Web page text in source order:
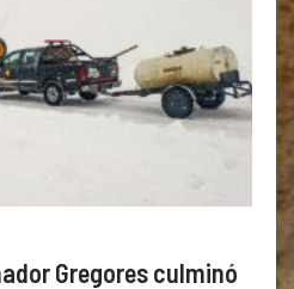
Gregores culminó